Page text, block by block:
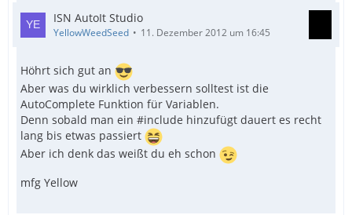
ISN AutoIt Studio
YellowWeedSeed 11. Dezember 2012 um 16:45
Höhrt sich gut an
Aber was du wirklich verbessern solltest ist die
AutoComplete Funktion für Variablen.
Denn sobald man ein #include hinzufügt dauert es recht
lang bis etwas passiert
Aber ich denk das weißt du eh schon
mfg Yellow